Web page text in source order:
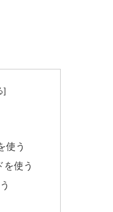
使う
を使う